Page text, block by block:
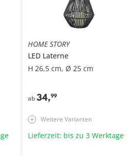
HOME STORY
LED Laterne
H 26,5 cm, Ø 25 cm
ab 34,99
Weitere Varianten
Lieferzeit: bis zu 3 Werktage